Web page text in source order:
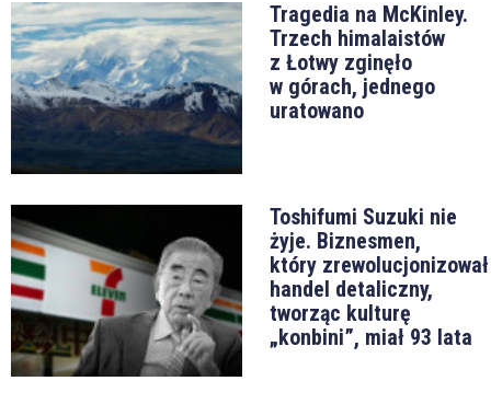
Tragedia na McKinley.
Trzech himalaistów
z Łotwy zginęło
w górach, jednego
uratowano
Toshifumi Suzuki nie
żyje. Biznesmen,
który zrewolucjonizował
handel detaliczny,
tworząc kulturę
„konbini”, miał 93 lata